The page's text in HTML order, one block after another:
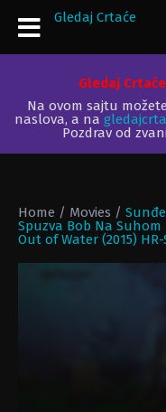
Gledaj Crtaće
Gledaj
Na ovom sajtu
naslova, a na
Pozdrav od
Home / Movies /
Spuzva Bob Na
Out of Water (2015) HR-